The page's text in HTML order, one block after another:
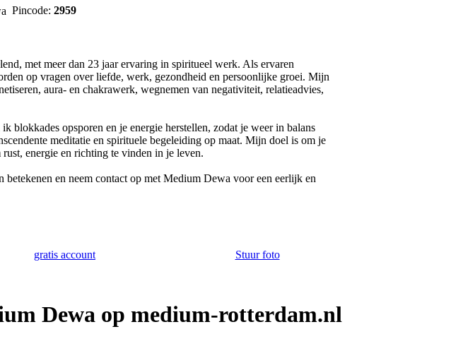
Pincode: 2959
met meer dan 23 jaar ervaring in spiritueel werk. Als ervaren
op vragen over liefde, werk, gezondheid en persoonlijke groei. Mijn
aura- en chakrawerk, wegnemen van negativiteit, relatieadvies,
blokkades opsporen en je energie herstellen, zodat je weer in balans
meditatie en spirituele begeleiding op maat. Mijn doel is om je
energie en richting te vinden in je leven.
en neem contact op met Medium Dewa voor een eerlijk en
gratis account Stuur foto
Dewa op medium-rotterdam.nl